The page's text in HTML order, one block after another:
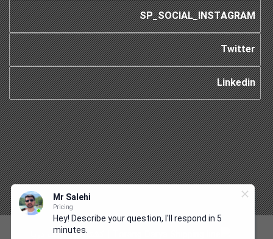
SP_SOCIAL_INSTAGRAM
Twitter
Linkedin
Mr Salehi
Pricing
Hey! Describe your question, I'll respond in 5
minutes.